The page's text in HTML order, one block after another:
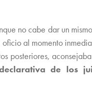
no cabe dar un
al momento
posteriores,
de los